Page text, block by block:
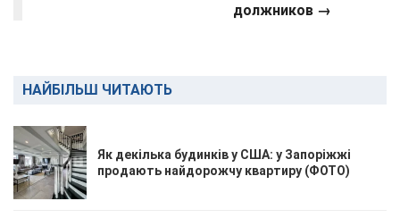
должников →
НАЙБІЛЬШ ЧИТАЮТЬ
Як декілька будинків у США: у Запоріжжі
продають найдорожчу квартиру (ФОТО)